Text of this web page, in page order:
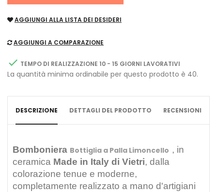
AGGIUNGI ALLA LISTA DEI DESIDERI
AGGIUNGI A COMPARAZIONE
 TEMPO DI REALIZZAZIONE 10 - 15 GIORNI LAVORATIVI
La quantità minima ordinabile per questo prodotto è 40.
DESCRIZIONE DETTAGLI DEL PRODOTTO RECENSIONI
Bomboniera Bottiglia a Palla Limoncello , in
ceramica Made in Italy di Vietri, dalla
colorazione tenue e moderne,
completamente realizzato a mano d'artigiani